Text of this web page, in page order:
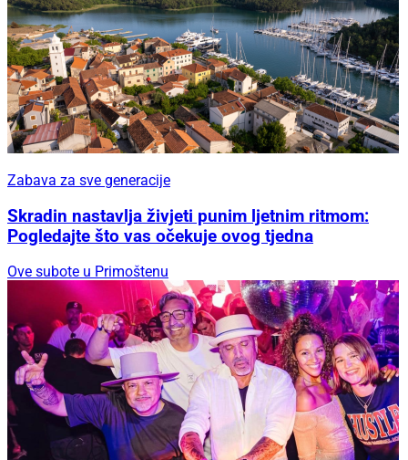
Zabava za sve generacije
Skradin nastavlja živjeti punim ljetnim ritmom:
Pogledajte što vas očekuje ovog tjedna
Ove subote u Primoštenu